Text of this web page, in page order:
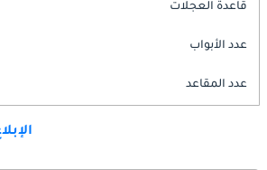
قاعدة العجلات
عدد الأبواب
عدد المقاعد